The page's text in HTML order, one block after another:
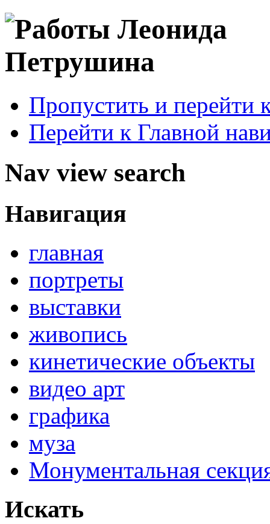
Пропустить и перейти
Перейти к Главной
Nav view search
Навигация
главная
портреты
выставки
живопись
кинетические объекты
видео арт
графика
муза
Монументальная
Искать